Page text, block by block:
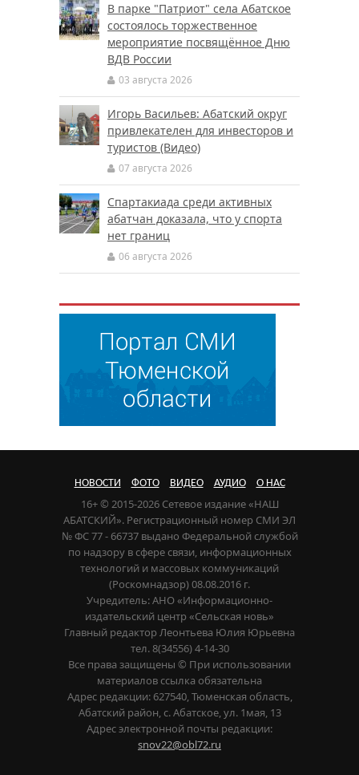
В парке "Патриот" села Абатское
состоялось торжественное
мероприятие посвящённое Дню
ВДВ России
03 августа 2026
Игорь Васильев: Абатский округ
привлекателен для инвесторов и
туристов (Видео)
07 августа 2026
Спартакиада среди активных
абатчан доказала, что у спорта
нет границ
06 августа 2026
НОВОСТИ ФОТО ВИДЕО АУДИО О НАС
16+ © 2015-2026 Сетевое издание «НАШ
АБАТСКИЙ». Регистрационный номер СМИ ЭЛ
№ ФС 77 - 66737 выдано Федеральной службой
по надзору в сфере связи, информационных
технологий и массовых коммуникаций
(Роскомнадзор) 08.08.2016 г.
Учредитель: АНО «Информационно-
издательский центр «Сельская новь»
Главный редактор Леонтьева Юлия Юрьевна
тел. 8(34556) 4-14-30
Все права защищены © При использовании
материалов ссылка обязательна
Адрес редакции: 627540, Тюменская область,
Абатский район, с. Абатское, ул. 1мая, 13
Адрес электронной почты редакции:
snov22@obl72.ru